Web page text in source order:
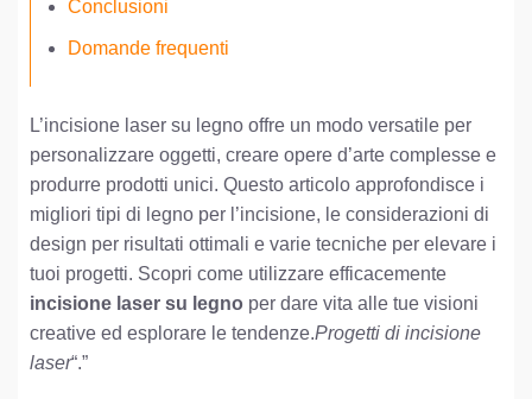
Conclusioni
Domande frequenti
L’incisione laser su legno offre un modo versatile per
personalizzare oggetti, creare opere d’arte complesse e
produrre prodotti unici. Questo articolo approfondisce i
migliori tipi di legno per l’incisione, le considerazioni di
design per risultati ottimali e varie tecniche per elevare i
tuoi progetti. Scopri come utilizzare efficacemente
incisione laser su legno per dare vita alle tue visioni
creative ed esplorare le tendenze.Progetti di incisione
laser“.”